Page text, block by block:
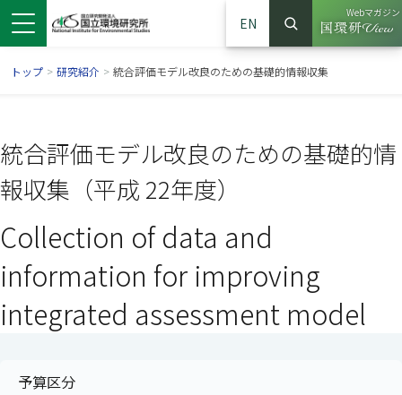
ドウで開きます）
ンドウで開きます）
ウインドウで開きます）
EN
サイト内検索
検索
Webマガジン
（別ウイ
トップ > 研究紹介 > 統合評価モデル改良のための基礎的情報収集
統合評価モデル改良のための基礎的情
報収集（平成 22年度）
Collection of data and
information for improving
integrated assessment model
予算区分